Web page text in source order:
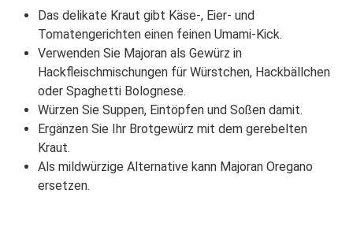
Das delikate Kraut gibt Käse-, Eier- und
Tomatengerichten einen feinen Umami-Kick.
Verwenden Sie Majoran als Gewürz in
Hackfleischmischungen für Würstchen, Hackbällchen
oder Spaghetti Bolognese.
Würzen Sie Suppen, Eintöpfen und Soßen damit.
Ergänzen Sie Ihr Brotgewürz mit dem gerebelten
Kraut.
Als mildwürzige Alternative kann Majoran Oregano
ersetzen.